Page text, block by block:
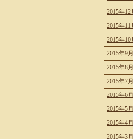
2015年12
2015年11
2015年10
2015年9月
2015年8月
2015年7月
2015年6月
2015年5月
2015年4月
2015年3月